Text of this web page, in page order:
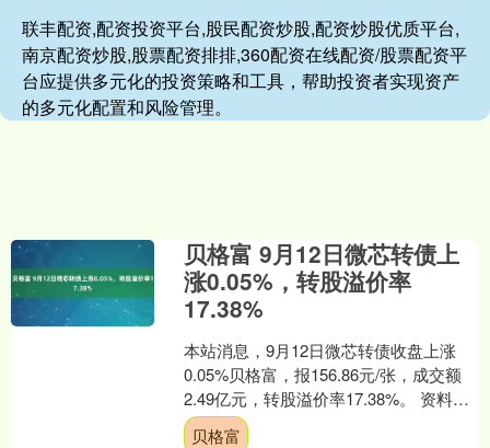
联丰配资,配资投资平台,股民配资炒股,配资炒股优质平台,
南京配资炒股,股票配资排排,360配资在线配资/股票配资平
台应提供多元化的投资策略和工具，帮助投资者实现资产
的多元化配置和风险管理。
贝格富 9月12日微芯转债上
涨0.05%，转股溢价率
17.38%
本站消息，9月12日微芯转债收盘上涨
0.05%贝格富，报156.86元/张，成交额
2.49亿元，转股溢价率17.38%。 资料显
示，微芯转债信用级别为“A+”，....
贝格富